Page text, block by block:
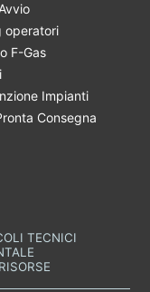
operatori
F-Gas
Impianti
Consegna
TECNICI
RISORSE